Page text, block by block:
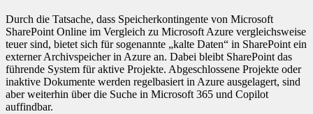
Durch die Tatsache, dass Speicherkontingente von Microsoft
SharePoint Online im Vergleich zu Microsoft Azure vergleichsweise
teuer sind, bietet sich für sogenannte „kalte Daten“ in SharePoint ein
externer Archivspeicher in Azure an. Dabei bleibt SharePoint das
führende System für aktive Projekte. Abgeschlossene Projekte oder
inaktive Dokumente werden regelbasiert in Azure ausgelagert, sind
aber weiterhin über die Suche in Microsoft 365 und Copilot
auffindbar.